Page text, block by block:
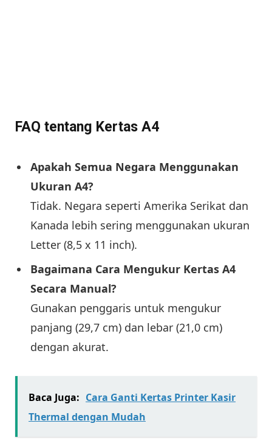
FAQ tentang Kertas A4
Apakah Semua Negara Menggunakan
Ukuran A4?
Tidak. Negara seperti Amerika Serikat dan
Kanada lebih sering menggunakan ukuran
Letter (8,5 x 11 inch).
Bagaimana Cara Mengukur Kertas A4
Secara Manual?
Gunakan penggaris untuk mengukur
panjang (29,7 cm) dan lebar (21,0 cm)
dengan akurat.
Baca Juga: Cara Ganti Kertas Printer Kasir
Thermal dengan Mudah